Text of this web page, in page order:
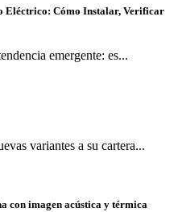
Eléctrico: Cómo Instalar, Verificar
emergente: es...
variantes a su cartera...
con imagen acústica y térmica